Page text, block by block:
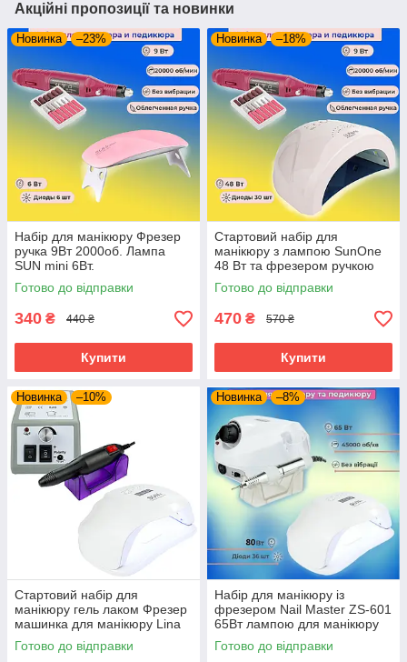
Акційні пропозиції та новинки
Новинка –23%
Набір для манікюру Фрезер
ручка 9Вт 2000об. Лампа
SUN mini 6Вт.
Готово до відправки
340 ₴ 440 ₴
Купити
Новинка –18%
Стартовий набір для
манікюру з лампою SunOne
48 Вт та фрезером ручкою
MPS 20000 об/хв.
Готово до відправки
470 ₴ 570 ₴
Купити
Новинка –10%
Стартовий набір для
манікюру гель лаком Фрезер
машинка для манікюру Lina
2000 + Лампа для манікюру
Sun X 80Вт
Готово до відправки
Новинка –8%
Набір для манікюру із
фрезером Nail Master ZS-601
65Вт лампою для манікюру
Sun X 80 Вт
Готово до відправки